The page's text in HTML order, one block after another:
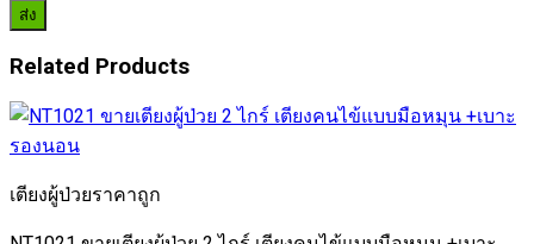
Related Products
เตียงผู้ป่วยราคาถูก